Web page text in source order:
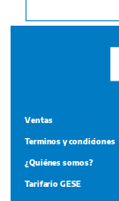
Ventas
Terminos y condiciones
¿Quiénes somos?
Tarifario GESE